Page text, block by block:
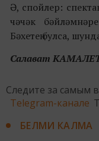
Ә, спойлер:
чәчәк
Бәхетең булса,
Салават
Следите за самым
Telegram-канале
БЕЛМИ КАЛМА